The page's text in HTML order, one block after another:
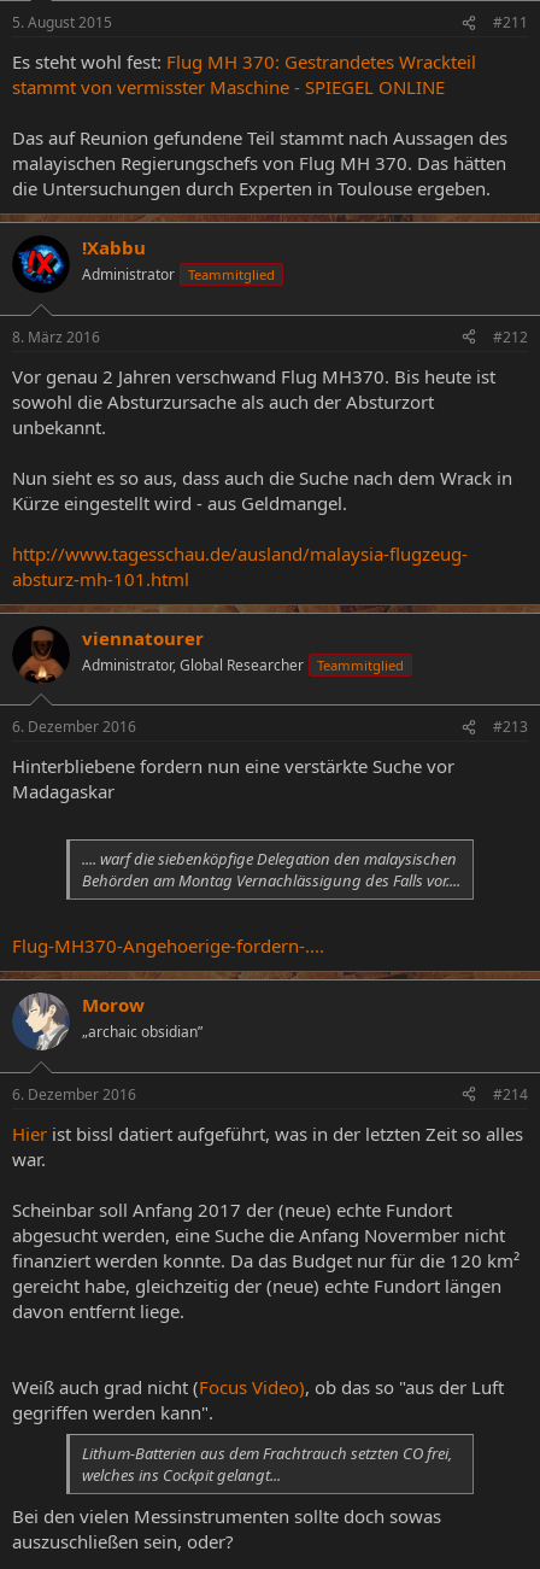
5. August 2015 #211
Es steht wohl fest: Flug MH 370: Gestrandetes Wrackteil
stammt von vermisster Maschine - SPIEGEL ONLINE
Das auf Reunion gefundene Teil stammt nach Aussagen des
malayischen Regierungschefs von Flug MH 370. Das hätten
die Untersuchungen durch Experten in Toulouse ergeben.
!Xabbu
Administrator Teammitglied
8. März 2016 #212
Vor genau 2 Jahren verschwand Flug MH370. Bis heute ist
sowohl die Absturzursache als auch der Absturzort
unbekannt.
Nun sieht es so aus, dass auch die Suche nach dem Wrack in
Kürze eingestellt wird - aus Geldmangel.
http://www.tagesschau.de/ausland/malaysia-flugzeug-
absturz-mh-101.html
viennatourer
Administrator, Global Researcher Teammitglied
6. Dezember 2016 #213
Hinterbliebene fordern nun eine verstärkte Suche vor
Madagaskar
.... warf die siebenköpfige Delegation den malaysischen
Behörden am Montag Vernachlässigung des Falls vor....
Flug-MH370-Angehoerige-fordern-....
Morow
„archaic obsidian”
6. Dezember 2016 #214
Hier ist bissl datiert aufgeführt, was in der letzten Zeit so alles
war.
Scheinbar soll Anfang 2017 der (neue) echte Fundort
abgesucht werden, eine Suche die Anfang Novermber nicht
finanziert werden konnte. Da das Budget nur für die 120 km²
gereicht habe, gleichzeitig der (neue) echte Fundort längen
davon entfernt liege.
Weiß auch grad nicht (Focus Video), ob das so "aus der Luft
gegriffen werden kann".
Lithum-Batterien aus dem Frachtrauch setzten CO frei,
welches ins Cockpit gelangt...
Bei den vielen Messinstrumenten sollte doch sowas
auszuschließen sein, oder?